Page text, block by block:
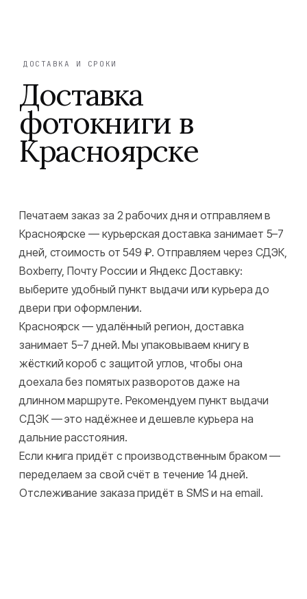
ДОСТАВКА И СРОКИ
Доставка
фотокниги в
Красноярске
Печатаем заказ за 2 рабочих дня и отправляем в
Красноярске — курьерская доставка занимает 5–7
дней, стоимость от 549 ₽. Отправляем через СДЭК,
Boxberry, Почту России и Яндекс Доставку:
выберите удобный пункт выдачи или курьера до
двери при оформлении.
Красноярск — удалённый регион, доставка
занимает 5–7 дней. Мы упаковываем книгу в
жёсткий короб с защитой углов, чтобы она
доехала без помятых разворотов даже на
длинном маршруте. Рекомендуем пункт выдачи
СДЭК — это надёжнее и дешевле курьера на
дальние расстояния.
Если книга придёт с производственным браком —
переделаем за свой счёт в течение 14 дней.
Отслеживание заказа придёт в SMS и на email.